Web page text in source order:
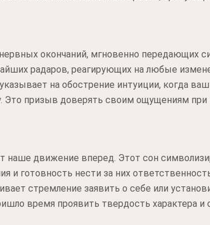
окончаний, мгновенно передающих
радаров, реагирующих на любые
на обострение интуиции, когда
призыв доверять своим ощущениям при
наше движение вперед. Этот сон
и готовность нести за них
стремление заявить о себе или
время проявить твердость характера и